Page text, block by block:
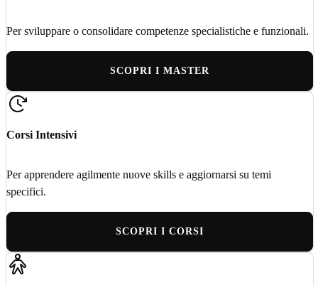
Per sviluppare o consolidare competenze specialistiche e funzionali.
SCOPRI I MASTER
Corsi Intensivi
Per apprendere agilmente nuove skills e aggiornarsi su temi
specifici.
SCOPRI I CORSI